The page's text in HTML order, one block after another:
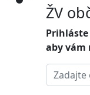
ŽV
aby vám